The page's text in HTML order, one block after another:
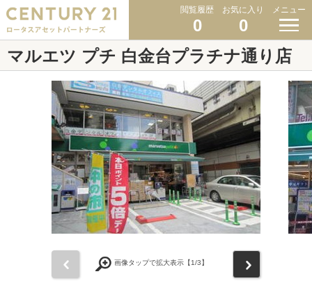
閲覧履歴
0
お気に入り
0
メニュー
マルエツ プチ 白金台プラチナ通り店
画像タップで拡大表示【1/3】